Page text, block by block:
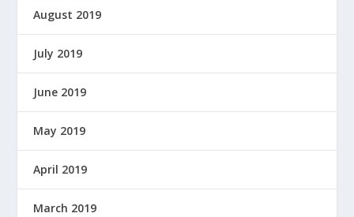
August 2019
July 2019
June 2019
May 2019
April 2019
March 2019